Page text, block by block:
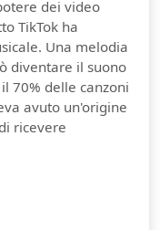
dei video
TikTok ha
Una melodia
diventare il suono
70% delle canzoni
avuto un'origine
ricevere